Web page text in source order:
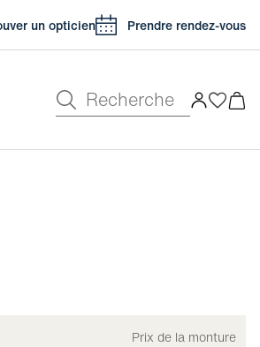
un opticien Prendre rendez-vous
Recherche
Prix de la monture